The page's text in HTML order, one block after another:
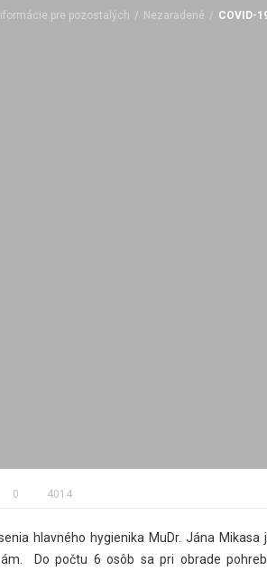
pre pozostalých / Nezaradené / COVID-
0 4014
hlavného hygienika MuDr. Jána Mikasa
Do počtu 6 osôb sa pri obrade